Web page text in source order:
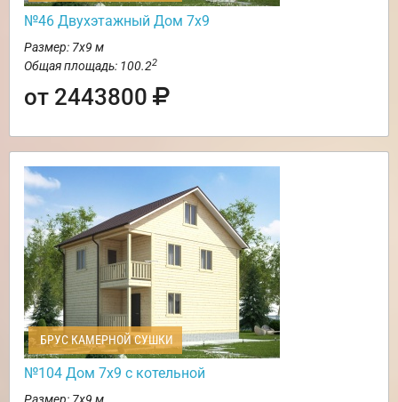
№46 Двухэтажный Дом 7х9
Размер: 7х9 м
Общая площадь: 100.22
от 2443800
БРУС КАМЕРНОЙ СУШКИ
№104 Дом 7х9 с котельной